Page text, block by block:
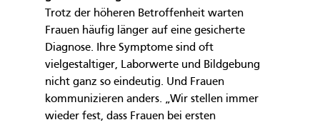
Trotz der höheren Betroffenheit warten
Frauen häufig länger auf eine gesicherte
Diagnose. Ihre Symptome sind oft
vielgestaltiger, Laborwerte und Bildgebung
nicht ganz so eindeutig. Und Frauen
kommunizieren anders. „Wir stellen immer
wieder fest, dass Frauen bei ersten